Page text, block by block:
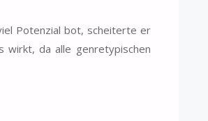
Potenzial bot, scheiterte er
wirkt, da alle genretypischen